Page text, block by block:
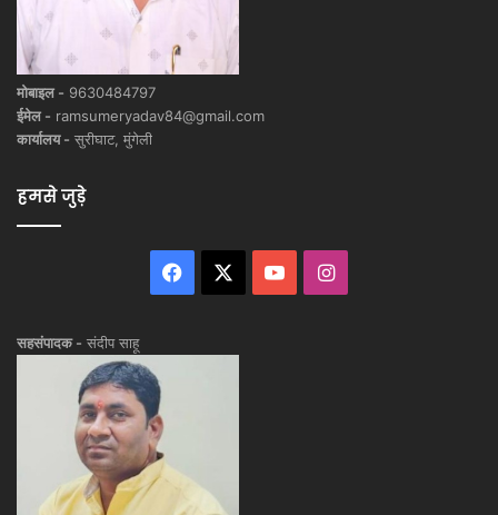
मोबाइल - 9630484797
ईमेल - ramsumeryadav84@gmail.com
कार्यालय - सुरीघाट, मुंगेली
हमसे जुड़े
Facebook YouTubeInstagram
सहसंपादक - संदीप साहू